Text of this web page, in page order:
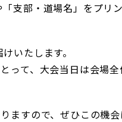
支部・道場名」をプリ
いたします。
て、大会当日は会場全
ますので、ぜひこの機